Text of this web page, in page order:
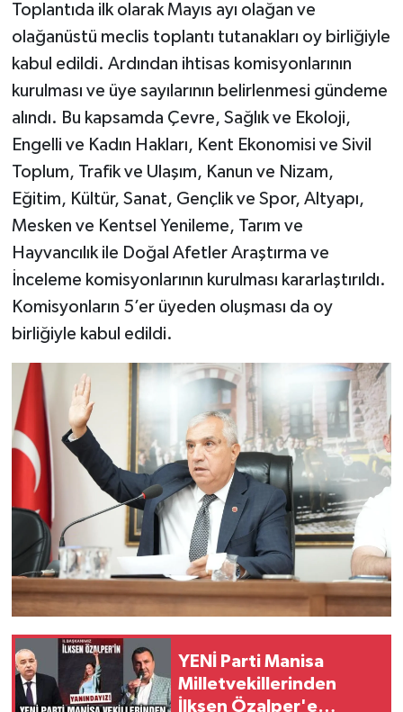
Toplantıda ilk olarak Mayıs ayı olağan ve
olağanüstü meclis toplantı tutanakları oy birliğiyle
kabul edildi. Ardından ihtisas komisyonlarının
kurulması ve üye sayılarının belirlenmesi gündeme
alındı. Bu kapsamda Çevre, Sağlık ve Ekoloji,
Engelli ve Kadın Hakları, Kent Ekonomisi ve Sivil
Toplum, Trafik ve Ulaşım, Kanun ve Nizam,
Eğitim, Kültür, Sanat, Gençlik ve Spor, Altyapı,
Mesken ve Kentsel Yenileme, Tarım ve
Hayvancılık ile Doğal Afetler Araştırma ve
İnceleme komisyonlarının kurulması kararlaştırıldı.
Komisyonların 5’er üyeden oluşması da oy
birliğiyle kabul edildi.
YENİ Parti Manisa
Milletvekillerinden
İlksen Özalper'e